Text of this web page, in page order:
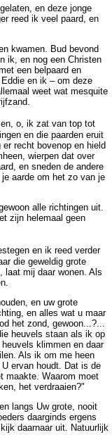
en deze jonge
reed ik veel paard, en
kwamen. Bud bevond
ik, en nog een Christen
een belpaard en
en ik – om deze
weet wat mesquite
o, ik zat van top tot
en die paarden eruit
recht bovenop en hield
wierpen dat over
en sneden de andere
aarde om het zo van je
alle richtingen uit.
zijn helemaal geen
en ik reed verder
die geweldig grote
laat mij daar wonen. Als
en uw grote
en alles wat u maar
het zond, gewoon...?...
heuvels staan als ik op
klimmen en daar
Als ik om me heen
ervan houdt. Dat is de
maakte. Waarom moet
het verdraaien?"
langs Uw grote, nooit
daarginds ergens
daarnaar uit. Natuurlijk